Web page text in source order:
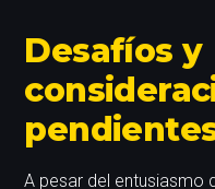
Desafíos y
A pesar del entusiasmo